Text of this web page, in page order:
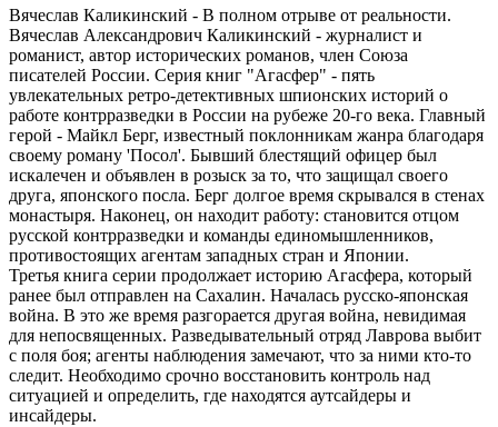
Вячеслав Каликинский - В полном отрыве от реальности.
Вячеслав Александрович Каликинский - журналист и
романист, автор исторических романов, член Союза
писателей России. Серия книг "Агасфер" - пять
увлекательных ретро-детективных шпионских историй о
работе контрразведки в России на рубеже 20-го века. Главный
герой - Майкл Берг, известный поклонникам жанра благодаря
своему роману 'Посол'. Бывший блестящий офицер был
искалечен и объявлен в розыск за то, что защищал своего
друга, японского посла. Берг долгое время скрывался в стенах
монастыря. Наконец, он находит работу: становится отцом
русской контрразведки и команды единомышленников,
противостоящих агентам западных стран и Японии.
Третья книга серии продолжает историю Агасфера, который
ранее был отправлен на Сахалин. Началась русско-японская
война. В это же время разгорается другая война, невидимая
для непосвященных. Разведывательный отряд Лаврова выбит
с поля боя; агенты наблюдения замечают, что за ними кто-то
следит. Необходимо срочно восстановить контроль над
ситуацией и определить, где находятся аутсайдеры и
инсайдеры.